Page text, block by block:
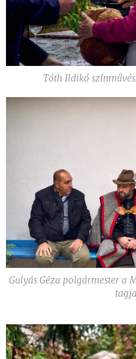
Tóth Ildikó
Gulyás Géza polgármester a